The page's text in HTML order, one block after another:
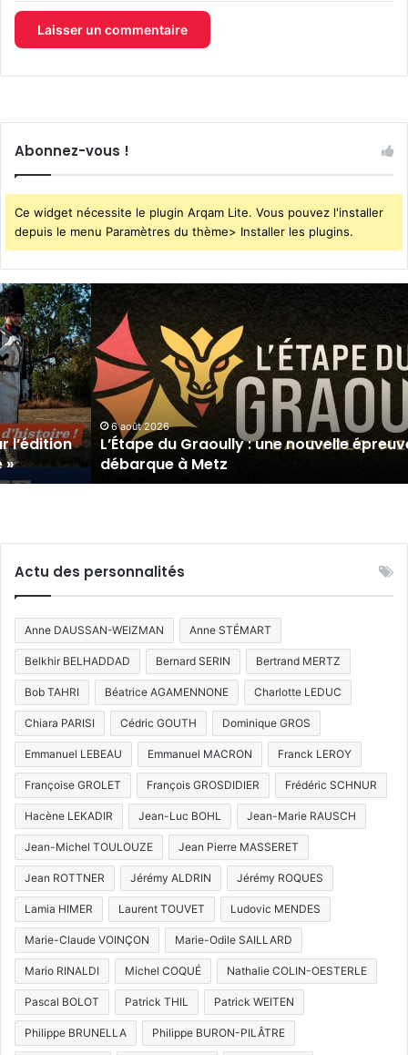
Abonnez-vous !
Ce widget nécessite le plugin Arqam Lite. Vous pouvez l'installer
depuis le menu Paramètres du thème> Installer les plugins.
l’édition
»
L’Étape
du
Graoully
:
une
nouvelle
épreuve
cycliste
débarque
Metz
6 août 2026
L’Étape du Graoully : une nouvelle
débarque à Metz
Actu des personnalités
Anne DAUSSAN-WEIZMAN Anne STÉMART
Belkhir BELHADDAD Bernard SERIN Bertrand MERTZ
Bob TAHRI Béatrice AGAMENNONE Charlotte LEDUC
Chiara PARISI Cédric GOUTH Dominique GROS
Emmanuel LEBEAU Emmanuel MACRON Franck LEROY
Françoise GROLET François GROSDIDIER Frédéric SCHNUR
Hacène LEKADIR Jean-Luc BOHL Jean-Marie RAUSCH
Jean-Michel TOULOUZE Jean Pierre MASSERET
Jean ROTTNER Jérémy ALDRIN Jérémy ROQUES
Lamia HIMER Laurent TOUVET Ludovic MENDES
Marie-Claude VOINÇON Marie-Odile SAILLARD
Mario RINALDI Michel COQUÉ Nathalie COLIN-OESTERLE
Pascal BOLOT Patrick THIL Patrick WEITEN
Philippe BRUNELLA Philippe BURON-PILÂTRE